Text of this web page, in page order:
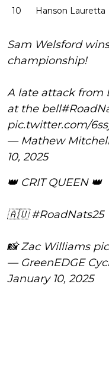
10 Hanson Lauretta
Sam Welsford
championship!
A late attack from
at the bell
pic.twitter.com/
— Mathew
10, 2025
👑 CRIT QUEEN 👑
🇦🇺#RoadNats25
📸 Zac Williams
— GreenEDGE
January 10, 2025